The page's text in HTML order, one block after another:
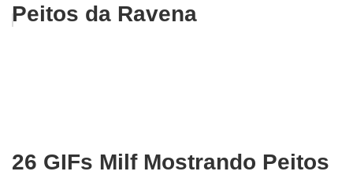
Peitos da Ravena
26 GIFs Milf Mostrando Peitos